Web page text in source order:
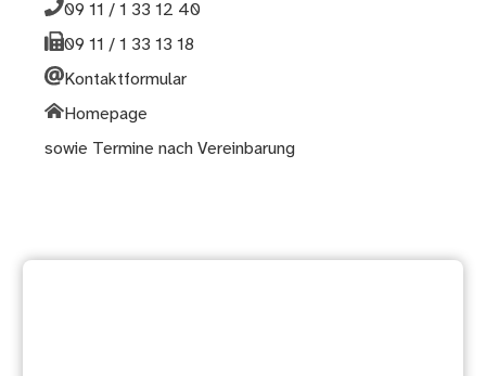
09 11 / 1 33 12 40
09 11 / 1 33 13 18
Kontaktformular
Homepage
sowie Termine nach Vereinbarung